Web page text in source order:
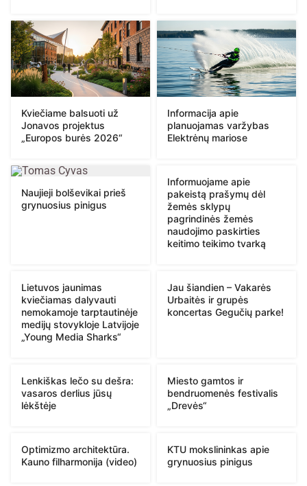
Kviečiame balsuoti už
Jonavos projektus
„Europos burės 2026“
Informacija apie
planuojamas varžybas
Elektrėnų mariose
Naujieji bolševikai prieš
grynuosius pinigus
Informuojame apie
pakeistą prašymų dėl
žemės sklypų
pagrindinės žemės
naudojimo paskirties
keitimo teikimo tvarką
Lietuvos jaunimas
kviečiamas dalyvauti
nemokamoje tarptautinėje
medijų stovykloje Latvijoje
„Young Media Sharks“
Jau šiandien – Vakarės
Urbaitės ir grupės
koncertas Gegučių parke!
Lenkiškas lečo su dešra:
vasaros derlius jūsų
lėkštėje
Miesto gamtos ir
bendruomenės festivalis
„Drevės“
Optimizmo architektūra.
Kauno filharmonija (video)
KTU mokslininkas apie
grynuosius pinigus